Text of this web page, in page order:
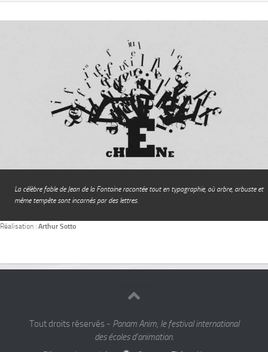
La célèbre fable de Jean de la Fontaine racontée tout en typographie, où arbre, arbuste et
même tempête sont incarnés par des lettres.
Réalisation : Arthur Sotto
Tout droits réservés - Panam Anim, le festival international
des écoles d'animation.